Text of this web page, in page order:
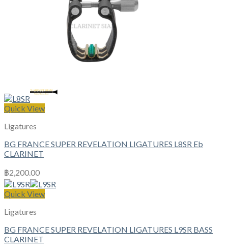
Quick View
Ligatures
BG FRANCE SUPER REVELATION LIGATURES L8SR Eb
CLARINET
฿2,200.00
Quick View
Ligatures
BG FRANCE SUPER REVELATION LIGATURES L9SR BASS
CLARINET